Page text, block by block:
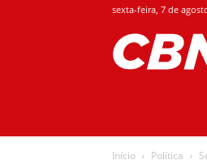
sexta-feira, 7 de
Início Política